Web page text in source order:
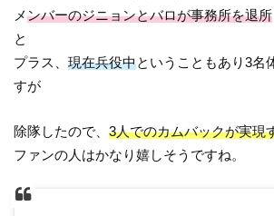
メンバーのジニョンとバロが事務所を退所
と
プラス、現在兵役中ということもあり3名
すが
除隊したので、3人でのカムバックが実現
ファンの人はかなり嬉しそうですね。